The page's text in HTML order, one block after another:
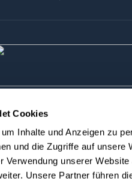
Cookies
Inhalte und Anzeigen zu
und die Zugriffe auf
Verwendung unserer
Unsere Partner führen
Kit Career
Umsatzsteuer-